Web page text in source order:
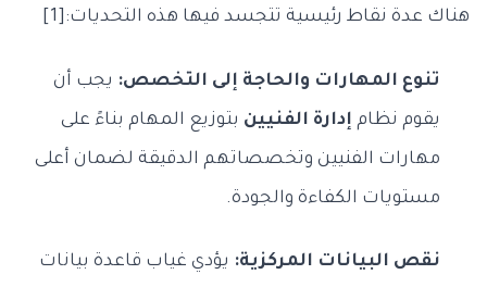
هناك عدة نقاط رئيسية تتجسد فيها هذه التحديات:[1]
تنوع المهارات والحاجة إلى التخصص: يجب أن
يقوم نظام إدارة الفنيين بتوزيع المهام بناءً على
مهارات الفنيين وتخصصاتهم الدقيقة لضمان أعلى
مستويات الكفاءة والجودة.
نقص البيانات المركزية: يؤدي غياب قاعدة بيانات